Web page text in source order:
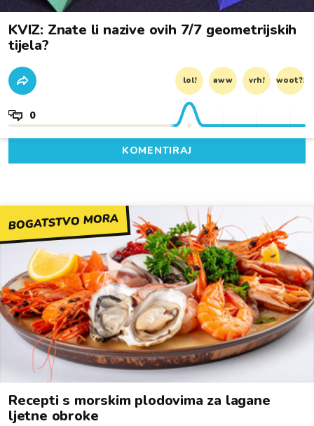
KVIZ: Znate li nazive ovih 7/7 geometrijskih
tijela?
lol! aww vrh! woot?!
0
KOMENTIRAJ
BOGATSTVO MORA
Recepti s morskim plodovima za lagane
ljetne obroke